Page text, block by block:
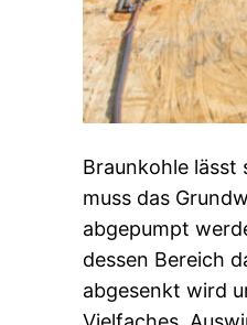
Braunkohle lässt
muss das
abgepumpt
dessen Bereich
abgesenkt wird